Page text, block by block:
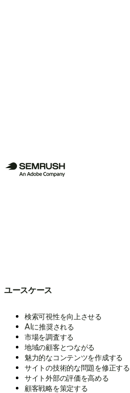
ユースケース
検索可視性を向上させる
AIに推奨される
市場を調査する
地域の顧客とつながる
魅力的なコンテンツを作成する
サイトの技術的な問題を修正する
サイト外部の評価を高める
顧客戦略を策定する